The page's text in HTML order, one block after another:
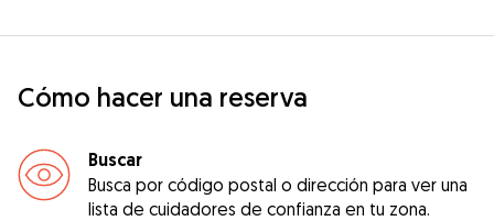
Cómo hacer una reserva
Buscar
Busca por código postal o dirección para ver una
lista de cuidadores de confianza en tu zona.